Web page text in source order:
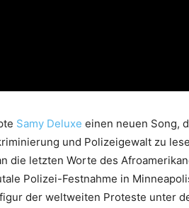
Samy Deluxe einen neuen Song,
und Polizeigewalt zu
die letzten Worte des
Polizei-Festnahme in
der weltweiten Proteste unter